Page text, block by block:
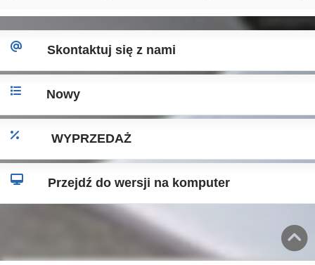
Skontaktuj się z nami
Nowy
WYPRZEDAŻ
Przejdź do wersji na komputer